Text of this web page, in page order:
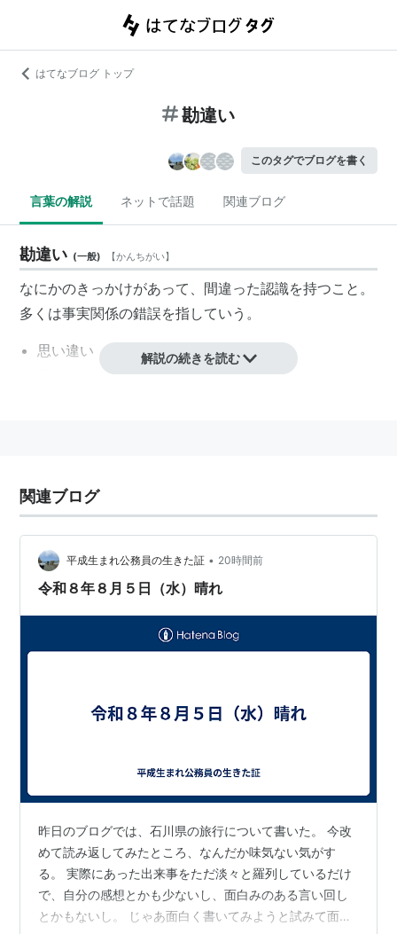
はてなブログ トップ
勘違い
このタグでブログを書く
言葉の解説 ネットで話題 関連ブログ
勘違い (一般) 【かんちがい】
なにかのきっかけがあって、間違った認識を持つこと。
多くは事実関係の錯誤を指していう。
思い違い
解説の続きを読む
関連ブログ
平成生まれ公務員の生きた証 • 20時間前
令和８年８月５日（水）晴れ
昨日のブログでは、石川県の旅行について書いた。 今改
めて読み返してみたところ、なんだか味気ない気がす
る。 実際にあった出来事をただ淡々と羅列しているだけ
で、自分の感想とかも少ないし、面白みのある言い回し
とかもないし。 じゃあ面白く書いてみようと試みて面白